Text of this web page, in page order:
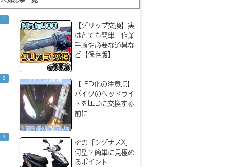
【グリップ交換】実
はとても簡単！作業
手順や必要な道具な
ど【保存版】
【LED化の注意点】
バイクのヘッドライ
トをLEDに交換する
前に！
その「シグナスX」
何型？簡単に見極め
るポイント